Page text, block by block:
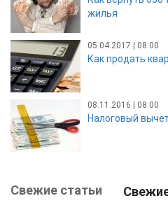
жилья
05.04.2017 | 08:00
Как продать
08.11.2016 | 08:00
Налоговый
Свежие статьи